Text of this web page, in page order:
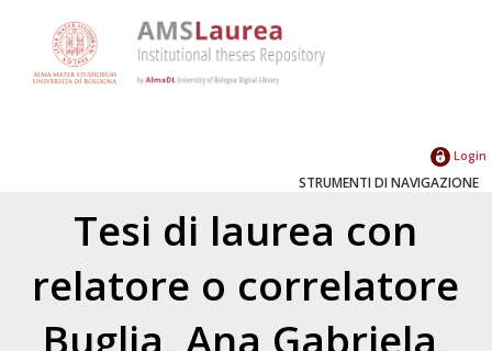
Login
STRUMENTI DI NAVIGAZIONE
Tesi di laurea con
relatore o correlatore
Buglia, Ana Gabriela,